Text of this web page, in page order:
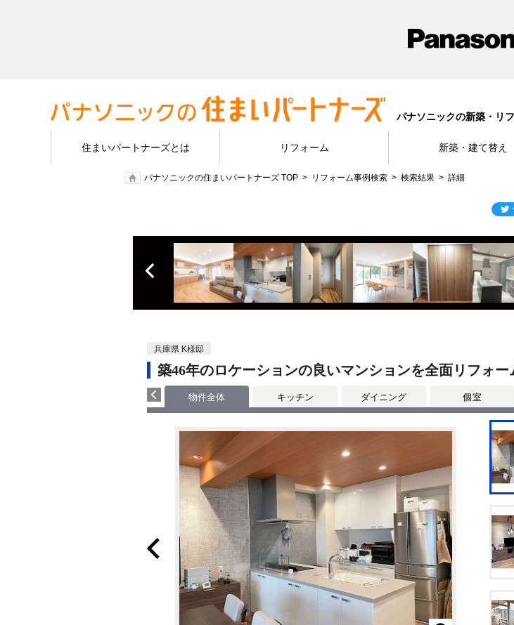
パナソニックの新築・リ
住まいパートナーズとは リフォーム 新築・建て替え
パナソニックの住まいパートナーズ TOP リフォーム事例検索 検索結果 詳細
兵庫県 K様邸
築46年のロケーションの良いマンションを全面リフォ
物件全体 キッチン ダイニング 個室